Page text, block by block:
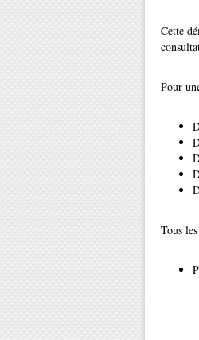
Cette
Pour
Tous